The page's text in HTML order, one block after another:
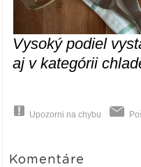
Vysoký podiel
aj v kategórii
Upozorni na chybu
Komentáre